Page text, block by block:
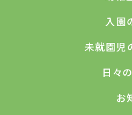
入園
未就園児
日々
お